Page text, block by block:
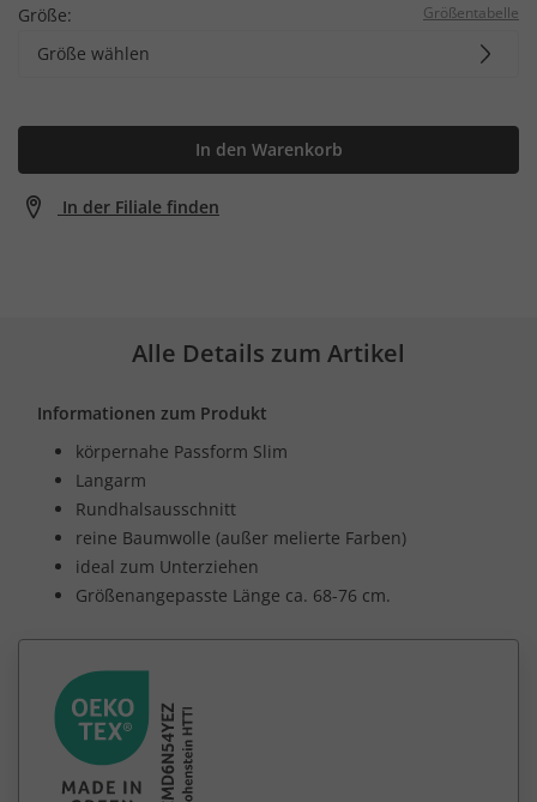
Größe: Größentabelle
Größe wählen
In den Warenkorb
In der Filiale finden
Alle Details zum Artikel
Informationen zum Produkt
körpernahe Passform Slim
Langarm
Rundhalsausschnitt
reine Baumwolle (außer melierte Farben)
ideal zum Unterziehen
Größenangepasste Länge ca. 68-76 cm.